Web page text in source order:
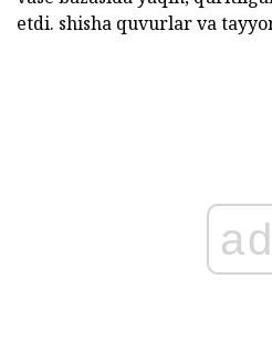
etdi. shisha quvurlar va
ad